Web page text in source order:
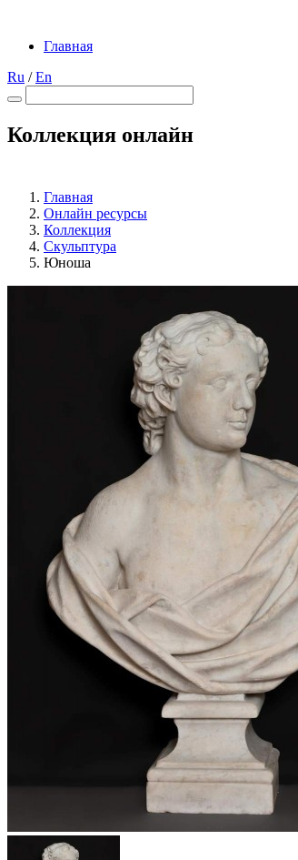
Главная
Ru /En
Коллекция онлайн
Главная
Онлайн ресурсы
Коллекция
Скульптура
Юноша